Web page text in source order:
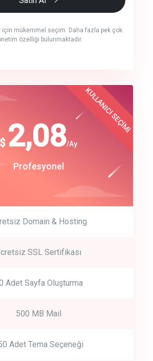
için mükemmel seçim. Daha fazla pek çok
özelliği bulunmaktadır.
auto cync
energy costs
Get Started
for 30 days free trial no credit card
$ 2,08/Ay
Profesyonel
KULLANICI SEÇİMİ
Domain & Hosting
SSL Sertifikası
Adet Sayfa Oluşturma
500 MB Mail
Adet Tema Seçeneği
$
180
Start Up